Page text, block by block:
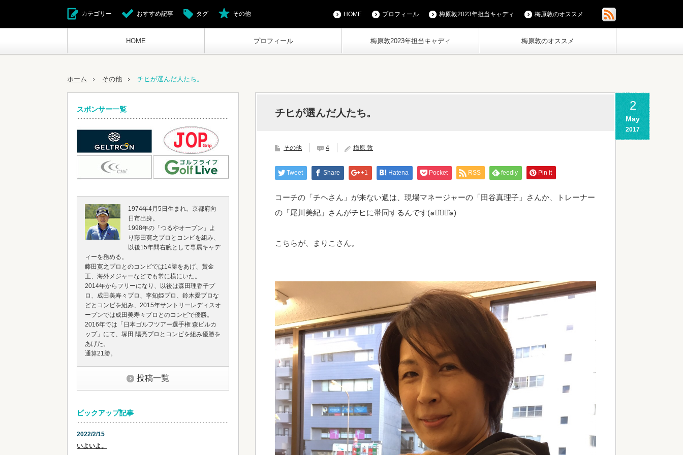
HOME プロフィール 梅原敦2023年担当キャディ 梅原敦のオススメ
HOME プロフィール 梅原敦2023年担当キャディ 梅原敦のオススメ
カテゴリー おすすめ記事 タグ その他
ホーム その他 チヒが選んだ人たち。
2
May
2017
チヒが選んだ人たち。
その他 4 梅原 敦
Tweet Share +1 Hatena Pocket RSS feedly Pin it
コーチの「チヘさん」が来ない週は、現場マネージャーの「田谷真理子」さんか、トレーナー
の「尾川美紀」さんがチヒに帯同するんです(๑･̑◡･̑๑)
こちらが、まりこさん。
スポンサー一覧
1974年4月5日生まれ。京都府向
日市出身。
1998年の「つるやオープン」よ
り藤田寛之プロとコンビを組み、
以後15年間右腕として専属キャデ
ィーを務める。
藤田寛之プロとのコンビでは14勝をあげ、賞金
王、海外メジャーなどでも常に横にいた。
2014年からフリーになり、以後は森田理香子プ
ロ、成田美寿々プロ、李知姫プロ、鈴木愛プロな
どとコンビを組み、2015年サントリーレディスオ
ープンでは成田美寿々プロとのコンビで優勝。
2016年では「日本ゴルフツアー選手権 森ビルカ
ップ」にて、塚田 陽亮プロとコンビを組み優勝を
あげた。
通算21勝。
投稿一覧
ピックアップ記事
2022/2/15
いよいよ。